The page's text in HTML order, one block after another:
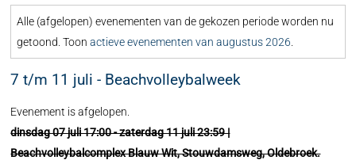
Alle (afgelopen) evenementen van de gekozen periode worden nu
getoond. Toonactieve evenementen van augustus 2026
7 t/m 11 juli - Beachvolleybalweek
Evenement is afgelopen.
dinsdag 07 juli 17:00 - zaterdag 11 juli 23:59 |
Beachvolleybalcomplex Blauw Wit, Stouwdamsweg, Oldebroek.